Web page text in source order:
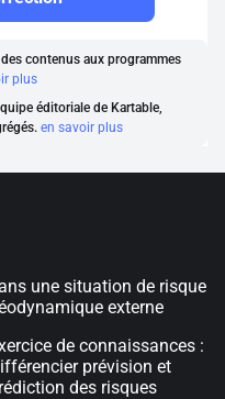
contenus aux programmes
plus
éditoriale de Kartable,
en savoir plus
une situation de risque
externe
de connaissances :
prévision et
des risques